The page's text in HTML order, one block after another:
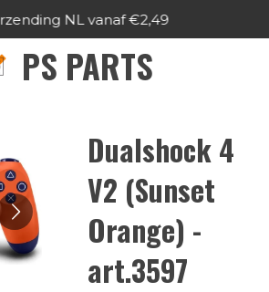
PS PARTS
NL vanaf €2,49
Dualshock 4
V2 (Sunset
Orange) -
art.3597